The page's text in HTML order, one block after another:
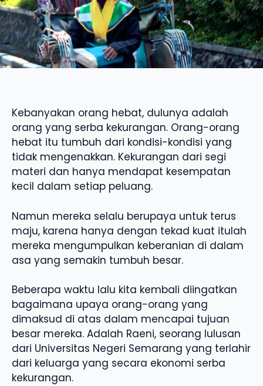
Kebanyakan orang hebat, dulunya adalah
orang yang serba kekurangan. Orang-orang
hebat itu tumbuh dari kondisi-kondisi yang
tidak mengenakkan. Kekurangan dari segi
materi dan hanya mendapat kesempatan
kecil dalam setiap peluang.
Namun mereka selalu berupaya untuk terus
maju, karena hanya dengan tekad kuat itulah
mereka mengumpulkan keberanian di dalam
asa yang semakin tumbuh besar.
Beberapa waktu lalu kita kembali diingatkan
bagaimana upaya orang-orang yang
dimaksud di atas dalam mencapai tujuan
besar mereka. Adalah Raeni, seorang lulusan
dari Universitas Negeri Semarang yang terlahir
dari keluarga yang secara ekonomi serba
kekurangan.